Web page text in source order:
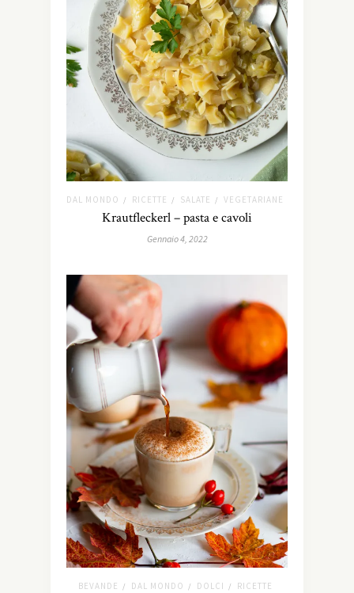
DAL MONDO / RICETTE / SALATE / VEGETARIANE
Krautfleckerl – pasta e cavoli
Gennaio 4, 2022
BEVANDE / DAL MONDO / DOLCI / RICETTE